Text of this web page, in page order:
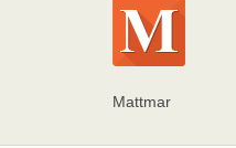
Mattmar